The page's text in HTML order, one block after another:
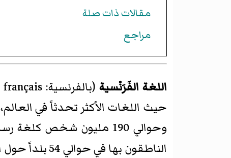
مقالات ذات صلة
مراجع
اللغة الفَرَنْسية (بالفرنسية: Le français أو La langue française) هي إحدى
حيث اللغات الأكثر تحدثاً في العالم،
وحوالي 190 مليون شخص كلغة رسمية ثانية، وحوالي 274 مليون
الناطقون بها في حوالي 54 بلداً حول العالم وهي اللغة الوحيدة الموجودة بالقارات الخمس بجانب اللغة الإنجليزية.